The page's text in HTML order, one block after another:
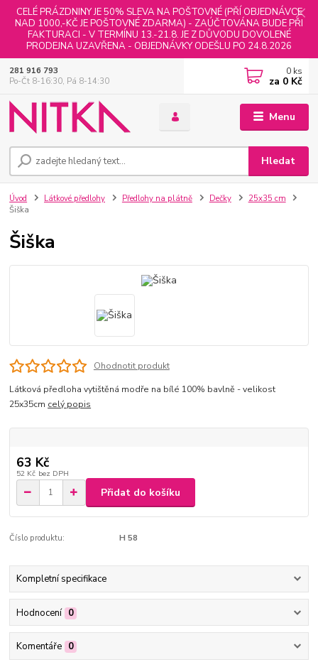
CELÉ PRÁZDNINY JE 50% SLEVA NA POŠTOVNÉ (PŘÍ OBJEDNÁVCE
NAD 1000,-KČ JE POŠTOVNÉ ZDARMA) - ZAÚČTOVÁNA BUDE PŘI
FAKTURACI - V TERMÍNU 13.-21.8. JE Z DŮVODU DOVOLENÉ
PRODEJNA UZAVŘENA - OBJEDNÁVKY ODEŠLU PO 24.8.2026
Menu
Hledat
281 916 793
Po-Čt 8-16:30, Pá 8-14:30
0 ks
za 0 Kč
Úvod Látkové předlohy Předlohy na plátně Dečky
25x35 cm
Šiška
Šiška
Ohodnotit produkt
Látková předloha vytištěná modře na bílé 100% bavlně - velikost
25x35cm celý popis
63 Kč
52 Kč bez DPH
Přidat do košíku
Číslo produktu: H 58
Kompletní specifikace
Hodnocení 0
Komentáře 0